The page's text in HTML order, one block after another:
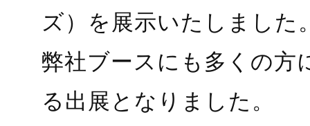
ズ）を展示いたしました
弊社ブースにも多くの方
る出展となりました。